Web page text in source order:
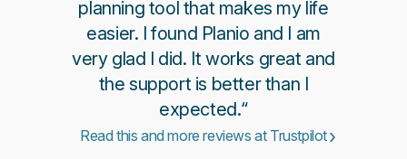
Mehr
planning tool that makes my life
easier. I found Planio and I am
very glad I did. It works great and
the support is better than I
expected.“
Read this and more reviews at Trustpilot